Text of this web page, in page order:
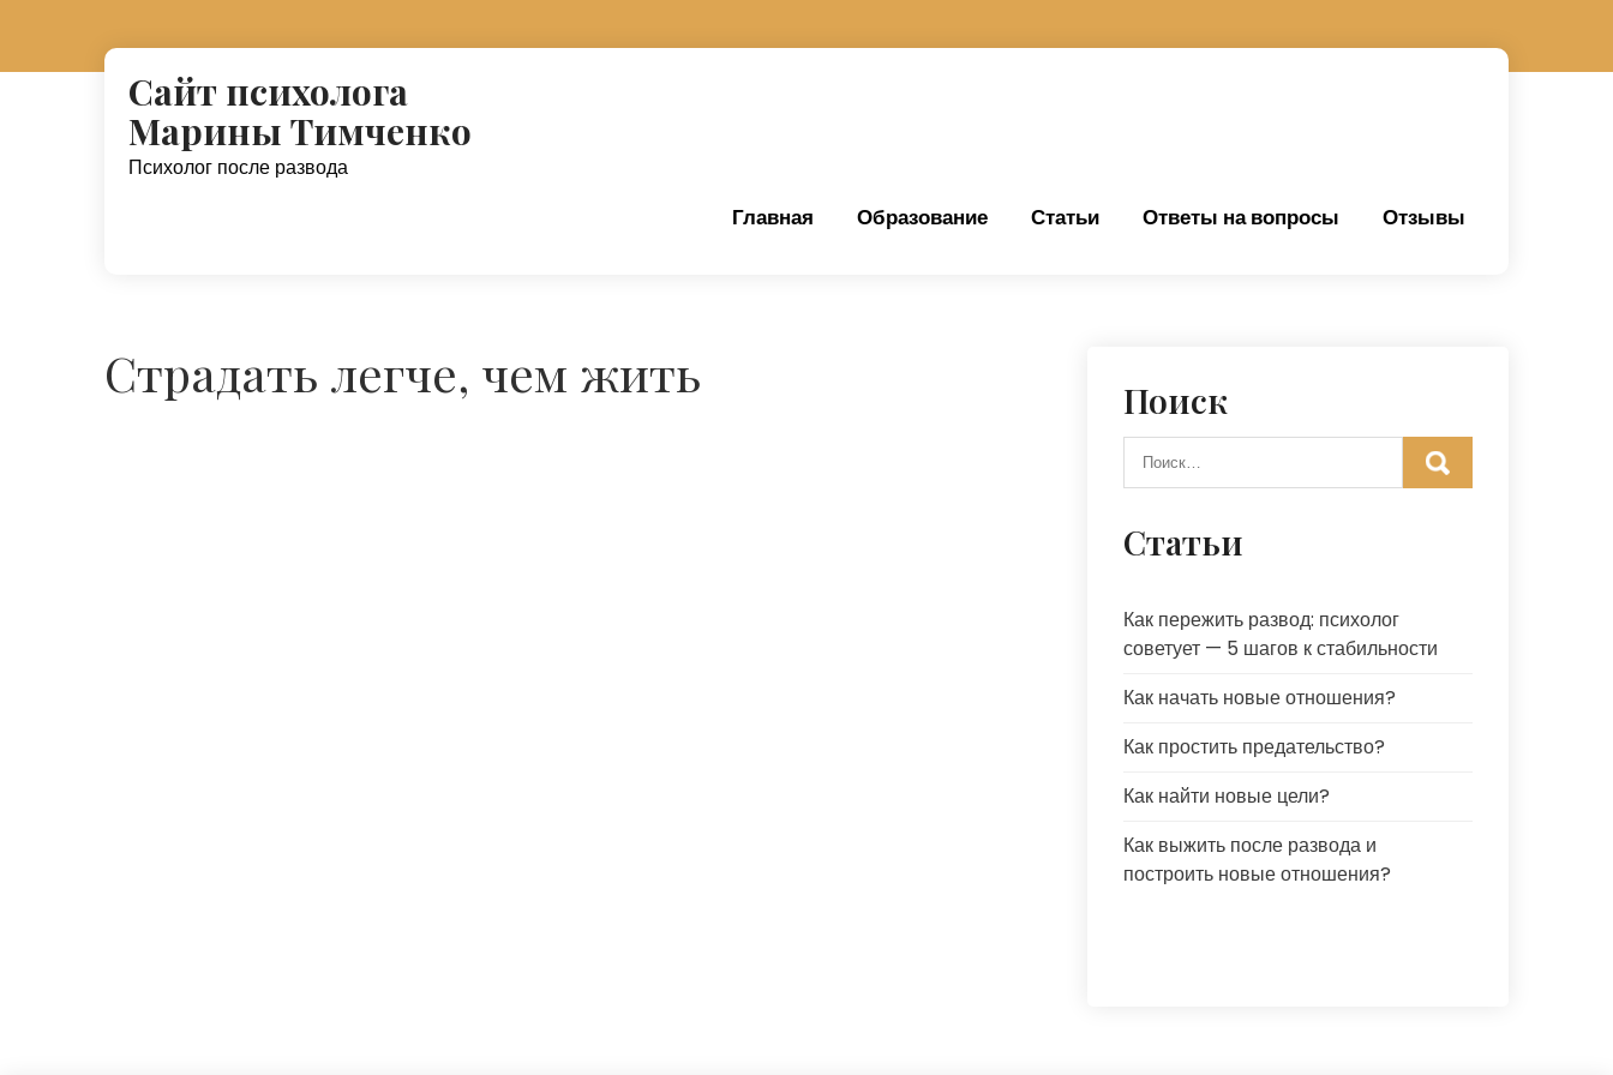
Сайт психолога
Марины Тимченко
Психолог после развода
Главная Образование Статьи Ответы на вопросы Отзывы
Страдать легче, чем жить Поиск
Статьи
Как пережить развод: психолог
советует — 5 шагов к стабильности
Как начать новые отношения?
Как простить предательство?
Как найти новые цели?
Как выжить после развода и
построить новые отношения?